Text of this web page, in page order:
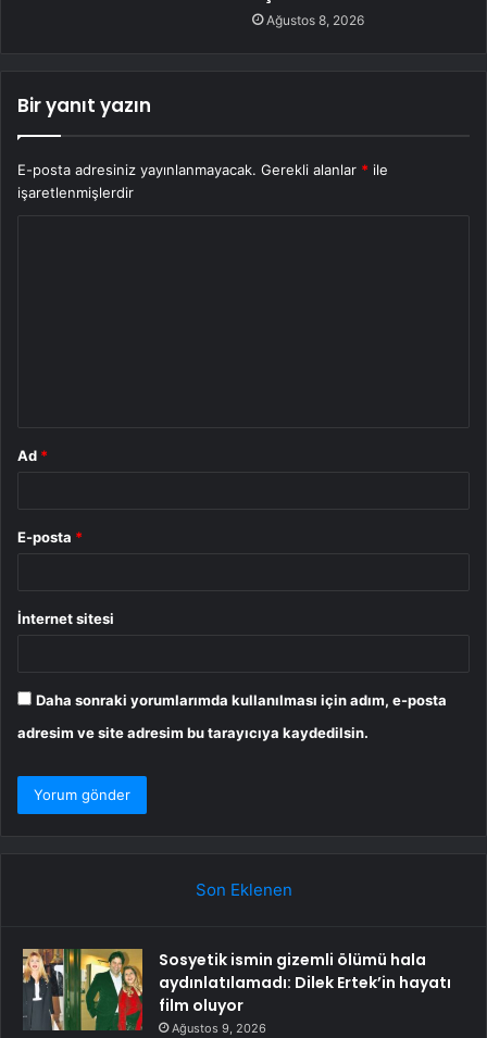
Ağustos 8, 2026
Bir yanıt yazın
E-posta adresiniz yayınlanmayacak. Gerekli alanlar * ile
işaretlenmişlerdir
Ad *
E-posta *
İnternet sitesi
Daha sonraki yorumlarımda kullanılması için adım, e-posta
adresim ve site adresim bu tarayıcıya kaydedilsin.
Son Eklenen
Sosyetik ismin gizemli ölümü hala
aydınlatılamadı: Dilek Ertek’in hayatı
film oluyor
Ağustos 9, 2026